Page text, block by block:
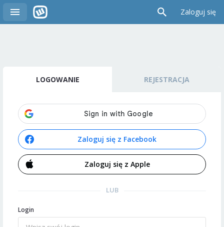
Zaloguj się
LOGOWANIE REJESTRACJA
Zaloguj się z Facebook
Zaloguj się z Apple
LUB
Login